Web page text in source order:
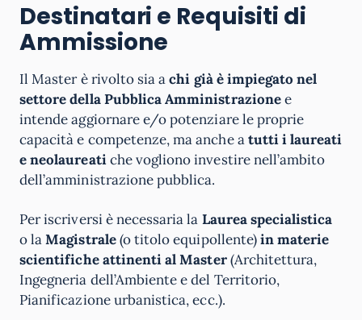
Destinatari e Requisiti di
Ammissione
Il Master è rivolto sia achi già è impiegato nel
settoredella Pubblica Amministrazionee
intende aggiornare e/o potenziare le proprie
capacità e competenze, ma anche atutti i laureati
e neolaureatiche vogliono investire nell’ambito
dell’amministrazione pubblica.
Per iscriversi è necessaria la Laurea specialistica
o laMagistrale(o titolo equipollente)in materie
scientifiche attinenti al Master(Architettura,
Ingegneria dell’Ambiente e del Territorio,
Pianificazione urbanistica, ecc.).